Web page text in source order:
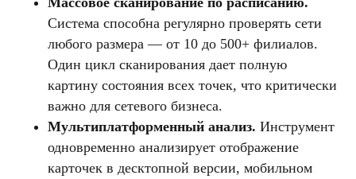
Система способна регулярно проверять сети
любого размера — от 10 до 500+ филиалов.
Один цикл сканирования дает полную
картину состояния всех точек, что критически
важно для сетевого бизнеса.
Мультиплатформенный анализ. Инструмент
одновременно анализирует отображение
карточек в десктопной версии, мобильном